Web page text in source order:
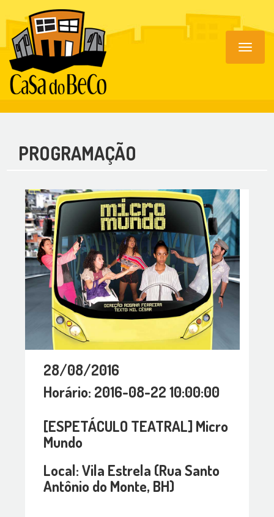
Toggle
PROGRAMAÇÃO
28/08/2016
Horário: 2016-08-22 10:00:00
[ESPETÁCULO TEATRAL] Micro
Mundo
Local: Vila Estrela (Rua Santo
Antônio do Monte, BH)